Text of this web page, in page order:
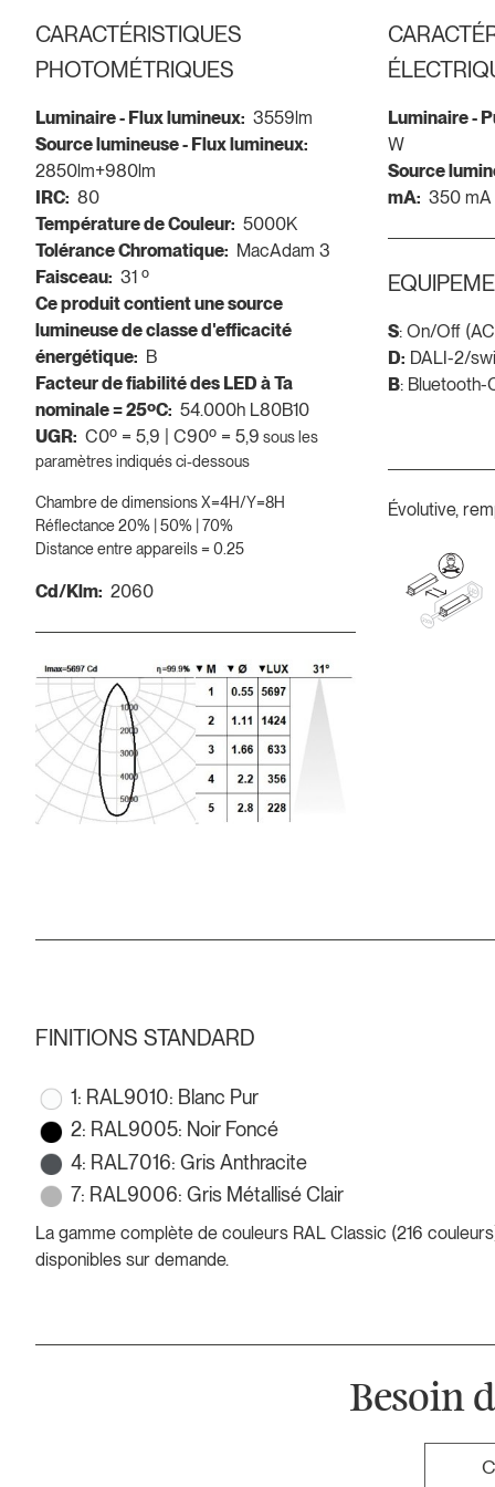
CARACTÉRISTIQUES
PHOTOMÉTRIQUES
Luminaire - Flux lumineux: 3559lm
Source lumineuse - Flux lumineux:
2850lm+980lm
IRC: 80
Température de Couleur: 5000K
Tolérance Chromatique: MacAdam 3
Faisceau: 31 º
Ce produit contient une source
lumineuse de classe d'efficacité
énergétique: B
Facteur de fiabilité des LED à Ta
nominale = 25ºC: 54.000h L80B10
UGR: C0º = 5,9 | C90º = 5,9 sous les
paramètres indiqués ci-dessous
Chambre de dimensions X=4H/Y=8H
Réflectance 20% | 50% | 70%
Distance entre appareils = 0.25
Cd/Klm: 2060
Luminaire -
W
Source
mA: 350 mA
S: On/Off
D: DALI-2/
B: Bluetooth-
Évolutive,
FINITIONS STANDARD
1: RAL9010: Blanc Pur
2: RAL9005: Noir Foncé
4: RAL7016: Gris Anthracite
7: RAL9006: Gris Métallisé Clair
La gamme complète de couleurs RAL Classic (216
disponibles sur demande.
Besoin